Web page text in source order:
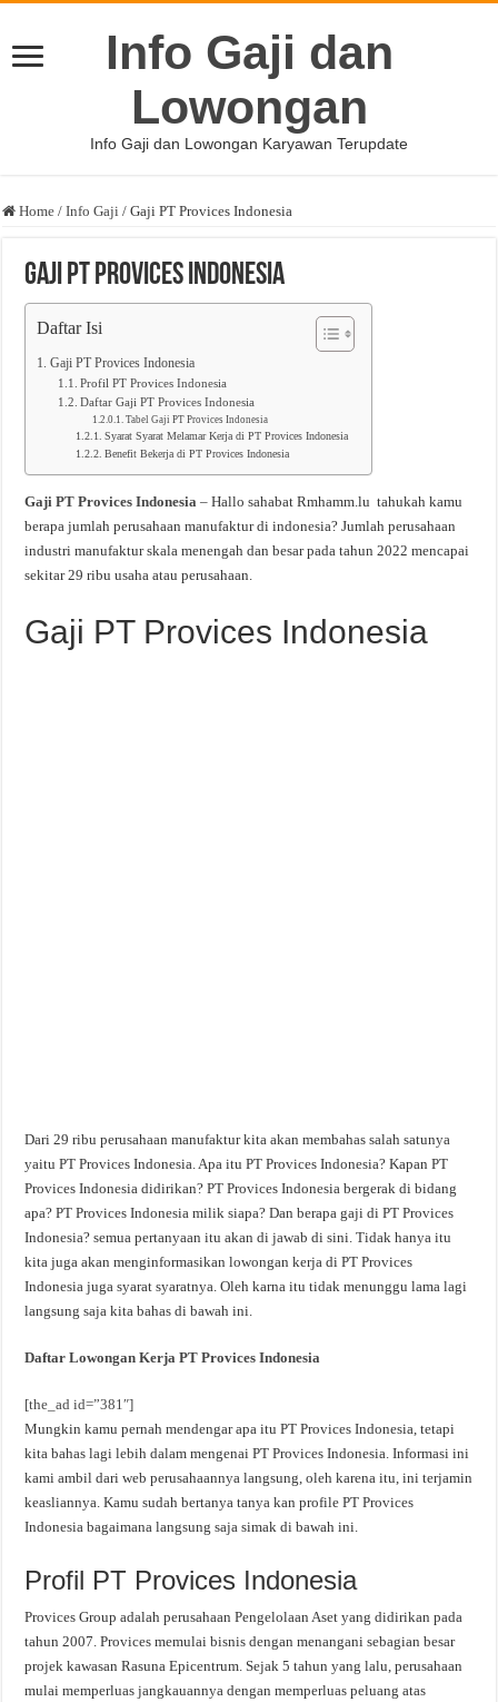
Info Gaji dan
Lowongan
Info Gaji dan Lowongan Karyawan Terupdate
Home / Info Gaji / Gaji PT Provices Indonesia
Gaji PT Provices Indonesia
Daftar Isi
Gaji PT Provices Indonesia
Profil PT Provices Indonesia
Daftar Gaji PT Provices Indonesia
Tabel Gaji PT Provices Indonesia
Syarat Syarat Melamar Kerja di PT Provices Indonesia
Benefit Bekerja di PT Provices Indonesia
Gaji PT Provices Indonesia – Hallo sahabat Rmhamm.lu tahukah kamu
berapa jumlah perusahaan manufaktur di indonesia? Jumlah perusahaan
industri manufaktur skala menengah dan besar pada tahun 2022 mencapai
sekitar 29 ribu usaha atau perusahaan.
Gaji PT Provices Indonesia
Dari 29 ribu perusahaan manufaktur kita akan membahas salah satunya
yaitu PT Provices Indonesia. Apa itu PT Provices Indonesia? Kapan PT
Provices Indonesia didirikan? PT Provices Indonesia bergerak di bidang
apa? PT Provices Indonesia milik siapa? Dan berapa gaji di PT Provices
Indonesia? semua pertanyaan itu akan di jawab di sini. Tidak hanya itu
kita juga akan menginformasikan lowongan kerja di PT Provices
Indonesia juga syarat syaratnya. Oleh karna itu tidak menunggu lama lagi
langsung saja kita bahas di bawah ini.
Daftar Lowongan Kerja PT Provices Indonesia
[the_ad id=”381″]
Mungkin kamu pernah mendengar apa itu PT Provices Indonesia, tetapi
kita bahas lagi lebih dalam mengenai PT Provices Indonesia. Informasi ini
kami ambil dari web perusahaannya langsung, oleh karena itu, ini terjamin
keasliannya. Kamu sudah bertanya tanya kan profile PT Provices
Indonesia bagaimana langsung saja simak di bawah ini.
Profil PT Provices Indonesia
Provices Group adalah perusahaan Pengelolaan Aset yang didirikan pada
tahun 2007. Provices memulai bisnis dengan menangani sebagian besar
projek kawasan Rasuna Epicentrum. Sejak 5 tahun yang lalu, perusahaan
mulai memperluas jangkauannya dengan memperluas peluang atas